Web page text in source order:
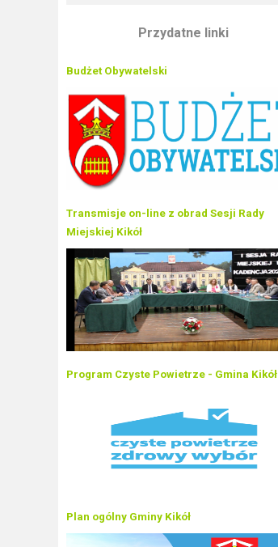
Przydatne linki
Budżet Obywatelski
Transmisje on-line z obrad Sesji Rady
Miejskiej Kikół
Program Czyste Powietrze - Gmina Kikół
Plan ogólny Gminy Kikół